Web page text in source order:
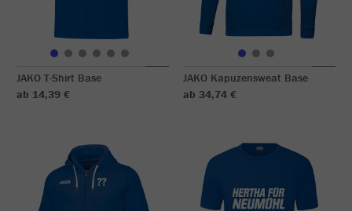
JAKO T-Shirt Base
ab 14,39 €
JAKO Kapuzensweat Base
ab 34,74 €